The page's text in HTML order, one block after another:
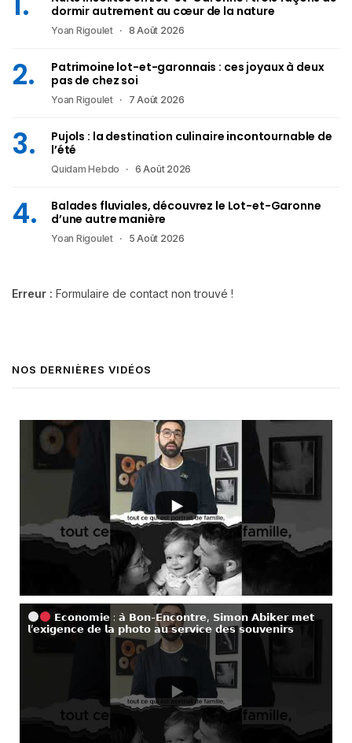
dormir autrement au cœur de la nature
Yoan Rigoulet 8 Août 2026
Patrimoine lot-et-garonnais : ces joyaux à deux
pas de chez soi
Yoan Rigoulet 7 Août 2026
Pujols : la destination culinaire incontournable de
l’été
Quidam Hebdo 6 Août 2026
Balades fluviales, découvrez le Lot-et-Garonne
d’une autre manière
Yoan Rigoulet 5 Août 2026
Erreur : Formulaire de contact non trouvé !
NOS DERNIÈRES VIDÉOS
𝗘𝗰𝗼𝗻𝗼𝗺𝗶𝗲 : 𝗮̀ 𝗕𝗼𝗻-𝗘𝗻𝗰𝗼𝗻𝘁𝗿𝗲, 𝗦𝗶𝗺𝗼𝗻 𝗔𝗯𝗶𝗸𝗲𝗿 𝗺𝗲𝘁
𝗹’𝗲𝘅𝗶𝗴𝗲𝗻𝗰𝗲 𝗱𝗲 𝗹𝗮 𝗽𝗵𝗼𝘁𝗼 𝗮𝘂 𝘀𝗲𝗿𝘃𝗶𝗰𝗲 𝗱𝗲𝘀 𝘀𝗼𝘂𝘃𝗲𝗻𝗶𝗿𝘀